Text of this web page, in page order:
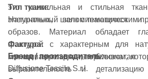
это уникальная и стильная
элегантных, запоминающихся и
образов. Материал обладает
фактурой с характерным для
мягким, переливчатым блеском,
выразительность и
Тип ткани:
Натуральный шелк с тематическим
Фактура:
Глянцевая, гладкая, переливчатая
Бренд / производитель:
Diffusione Tessile S.r.l.